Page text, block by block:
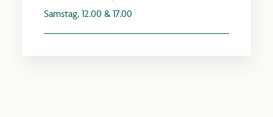
Samstag, 12.00 & 17.00